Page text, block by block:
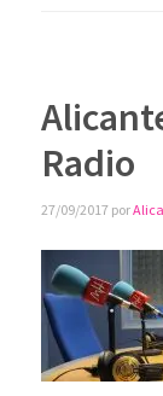
Radio
27/09/2017 por